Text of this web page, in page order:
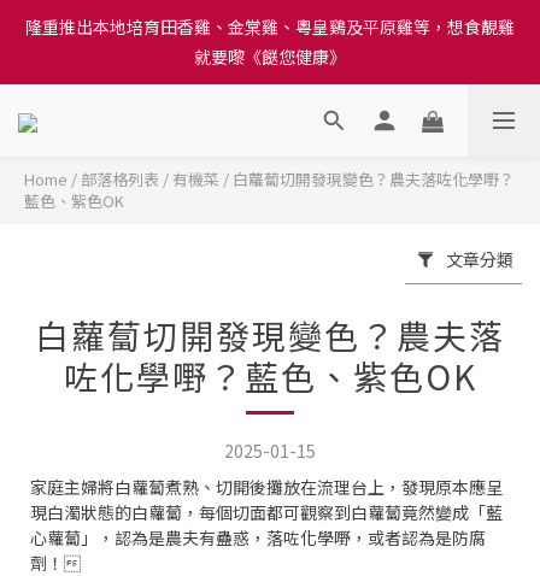
訂單結帳注意事項：送貨方法中選擇區域 - 然後當填寫地址時, 請
小心選擇分區及區域, 因資料錯誤會影響前往結帳
隆重推出本地培育田香雞、金棠雞、粵皇鷄及平原雞等，想食靚雞
就要嚟《餸您健康》
訂單結帳注意事項：送貨方法中選擇區域 - 然後當填寫地址時, 請
Home / 部落格列表 / 有機菜 / 白蘿蔔切開發現變色？農夫落咗化學嘢？
藍色、紫色OK
文章分類
白蘿蔔切開發現變色？農夫落
咗化學嘢？藍色、紫色OK
2025-01-15
家庭主婦將白蘿蔔煮熟、切開後攤放在流理台上，發現原本應呈
現白濁狀態的白蘿蔔，每個切面都可觀察到白蘿蔔竟然變成「藍
心蘿蔔」，認為是農夫有蠱惑，落咗化學嘢，或者認為是防腐
劑！